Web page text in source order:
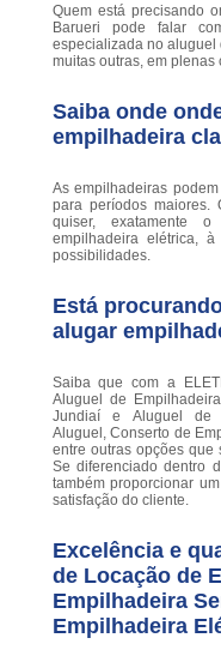
Quem está precisando
Barueri pode falar
especializada no aluguel
muitas outras, em
Saiba onde
empilhadeira
As empilhadeiras
para períodos maiores.
quiser, exatamente
empilhadeira elétrica,
possibilidades.
Está
alugar
Saiba que com a
Aluguel de
Jundiaí e Aluguel de
Aluguel, Conserto de
entre outras opções que
Se diferenciado dentro
também proporcionar
satisfação do cliente.
Excelência e
de Locação de
Empilhadeira
Empilhadeira